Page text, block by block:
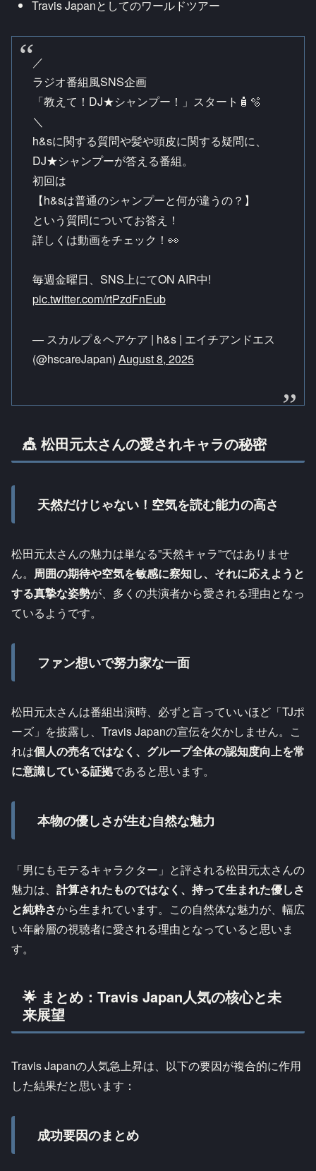
Travis Japanとしてのワールドツアー
／​
ラジオ番組風SNS企画​
「教えて！DJ★シャンプー！」スタート🧴🫧​
＼​
h&sに関する質問や髪や頭皮に関する疑問に、
DJ★シャンプーが答える番組。​
初回は​
【h&sは普通のシャンプーと何が違うの？】​
という質問についてお答え！​
詳しくは動画をチェック！👀
毎週金曜日、SNS上にてON AIR中!
pic.twitter.com/rtPzdFnEub
— スカルプ＆ヘアケア | h&s | エイチアンドエス
(@hscareJapan) August 8, 2025
🎪 松田元太さんの愛されキャラの秘密
天然だけじゃない！空気を読む能力の高さ
松田元太さんの魅力は単なる”天然キャラ”ではありませ
ん。 周囲の期待や空気を敏感に察知し、それに応えようと
する真摯な姿勢が、多くの共演者から愛される理由となっ
ているようです。
ファン想いで努力家な一面
松田元太さんは番組出演時、必ずと言っていいほど「TJポ
ーズ」を披露し、Travis Japanの宣伝を欠かしません。こ
れは個人の売名ではなく、グループ全体の認知度向上を常
に意識している証拠であると思います。
本物の優しさが生む自然な魅力
「男にもモテるキャラクター」と評される松田元太さんの
魅力は、 計算されたものではなく、持って生まれた優しさ
と純粋さから生まれています。この自然体な魅力が、幅広
い年齢層の視聴者に愛される理由となっていると思いま
す。
🌟 まとめ：Travis Japan人気の核心と未
来展望
Travis Japanの人気急上昇は、以下の要因が複合的に作用
した結果だと思います：
成功要因のまとめ